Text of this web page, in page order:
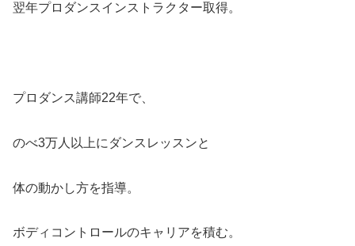
翌年プロダンスインストラクター取得。
プロダンス講師22年で、
のべ3万人以上にダンスレッスンと
体の動かし方を指導。
ボディコントロールのキャリアを積む。